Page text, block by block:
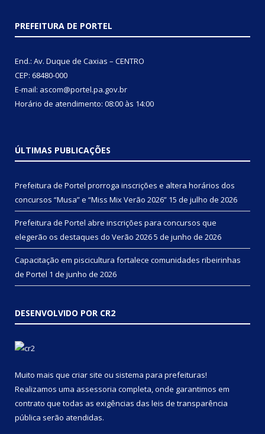
PREFEITURA DE PORTEL
End.: Av. Duque de Caxias – CENTRO
CEP: 68480-000
E-mail: ascom@portel.pa.gov.br
Horário de atendimento: 08:00 às 14:00
ÚLTIMAS PUBLICAÇÕES
Prefeitura de Portel prorroga inscrições e altera horários dos
concursos “Musa” e “Miss Mix Verão 2026” 15 de julho de 2026
Prefeitura de Portel abre inscrições para concursos que
elegerão os destaques do Verão 20265 de junho de 2026
Capacitação em piscicultura fortalece comunidades ribeirinhas
de Portel 1 de junho de 2026
DESENVOLVIDO POR CR2
Muito mais que criar site ou sistema para prefeituras!
Realizamos uma assessoria completa, onde garantimos em
contrato que todas as exigências das leis de transparência
pública serão atendidas.